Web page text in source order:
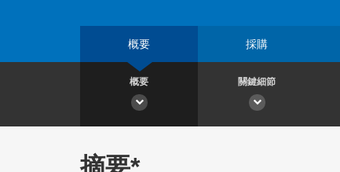
概要 採購
概要 關鍵細節